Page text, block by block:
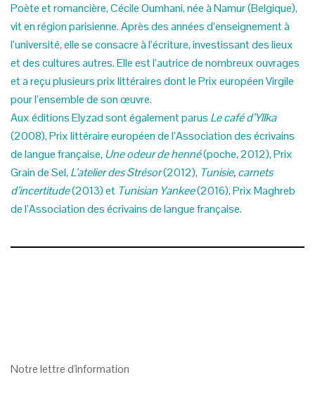
Poète et romancière, Cécile Oumhani, née à Namur (Belgique),
vit en région parisienne. Après des années d’enseignement à
l’université, elle se consacre à l’écriture, investissant des lieux
et des cultures autres. Elle est l’autrice de nombreux ouvrages
et a reçu plusieurs prix littéraires dont le Prix européen Virgile
pour l’ensemble de son œuvre.
Aux éditions Elyzad sont également parus Le café d’Yllka
(2008), Prix littéraire européen de l’Association des écrivains
de langue française, Une odeur de henné(poche, 2012), Prix
Grain de Sel, L’atelier des Strésor(2012), Tunisie, carnets
d’incertitude(2013) et Tunisian Yankee(2016), Prix Maghreb
de l’Association des écrivains de langue française.
Notre lettre d'information